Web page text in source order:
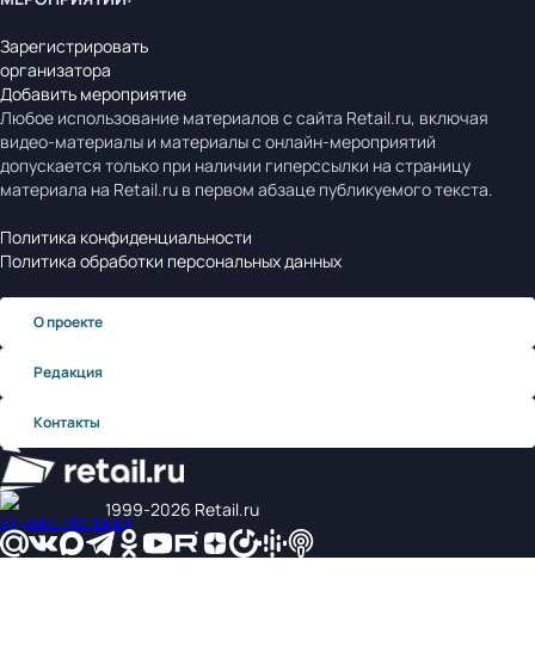
Зарегистрировать
организатора
Добавить мероприятие
Любое использование материалов с сайта Retail.ru, включая
видео-материалы и материалы с онлайн-мероприятий
допускается только при наличии гиперссылки на страницу
материала на Retail.ru в первом абзаце публикуемого текста.
Политика конфиденциальности
Политика обработки персональных данных
О проекте
Редакция
Контакты
1999‑2026 Retail.ru